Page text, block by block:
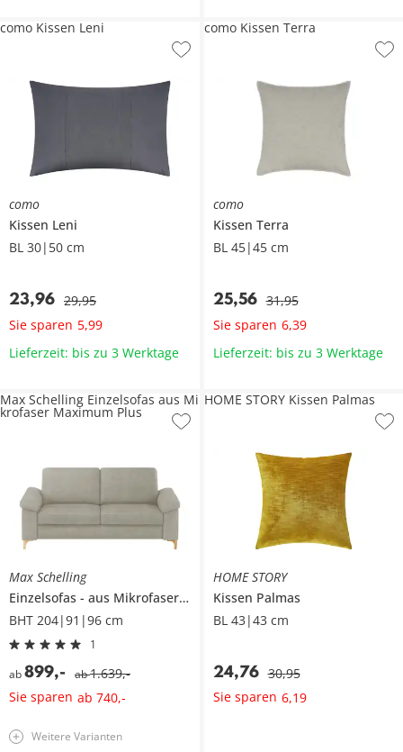
como
Kissen Leni
BL 30|50 cm
23,96 29,95
Sie sparen 5,99
como Kissen Leni
Lieferzeit: bis zu 3 Werktage
como
Kissen Terra
BL 45|45 cm
25,56 31,95
Sie sparen 6,39
como Kissen Terra
Lieferzeit: bis zu 3 Werktage
Max Schelling
Einzelsofas
aus Mikrofaser
Maximum Plus
BHT 204|91|96 cm
1
ab899,- ab1.639,-
Sie sparen ab 740,-
Max Schelling Einzelsofas aus Mi
krofaser Maximum Plus
Weitere Varianten
HOME STORY
Kissen Palmas
BL 43|43 cm
24,76 30,95
Sie sparen 6,19
HOME STORY Kissen Palmas